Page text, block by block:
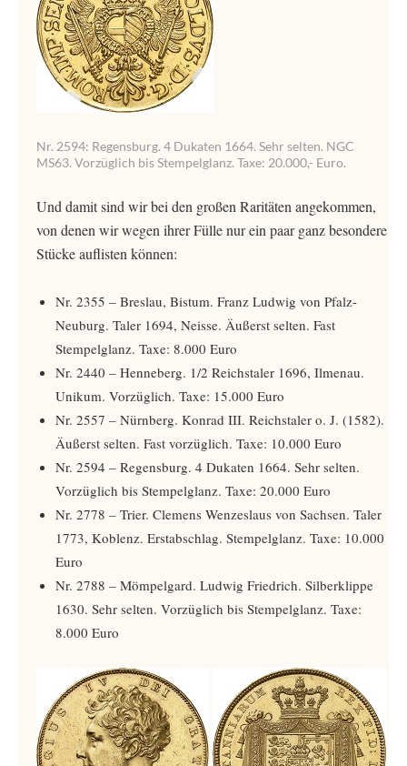
Nr. 2594: Regensburg. 4 Dukaten 1664. Sehr selten. NGC
MS63. Vorzüglich bis Stempelglanz. Taxe: 20.000,- Euro.
Und damit sind wir bei den großen Raritäten angekommen,
von denen wir wegen ihrer Fülle nur ein paar ganz besondere
Stücke auflisten können:
Nr. 2355 – Breslau, Bistum. Franz Ludwig von Pfalz-
Neuburg. Taler 1694, Neisse. Äußerst selten. Fast
Stempelglanz. Taxe: 8.000 Euro
Nr. 2440 – Henneberg. 1/2 Reichstaler 1696, Ilmenau.
Unikum. Vorzüglich. Taxe: 15.000 Euro
Nr. 2557 – Nürnberg. Konrad III. Reichstaler o. J. (1582).
Äußerst selten. Fast vorzüglich. Taxe: 10.000 Euro
Nr. 2594 – Regensburg. 4 Dukaten 1664. Sehr selten.
Vorzüglich bis Stempelglanz. Taxe: 20.000 Euro
Nr. 2778 – Trier. Clemens Wenzeslaus von Sachsen. Taler
1773, Koblenz. Erstabschlag. Stempelglanz. Taxe: 10.000
Euro
Nr. 2788 – Mömpelgard. Ludwig Friedrich. Silberklippe
1630. Sehr selten. Vorzüglich bis Stempelglanz. Taxe:
8.000 Euro